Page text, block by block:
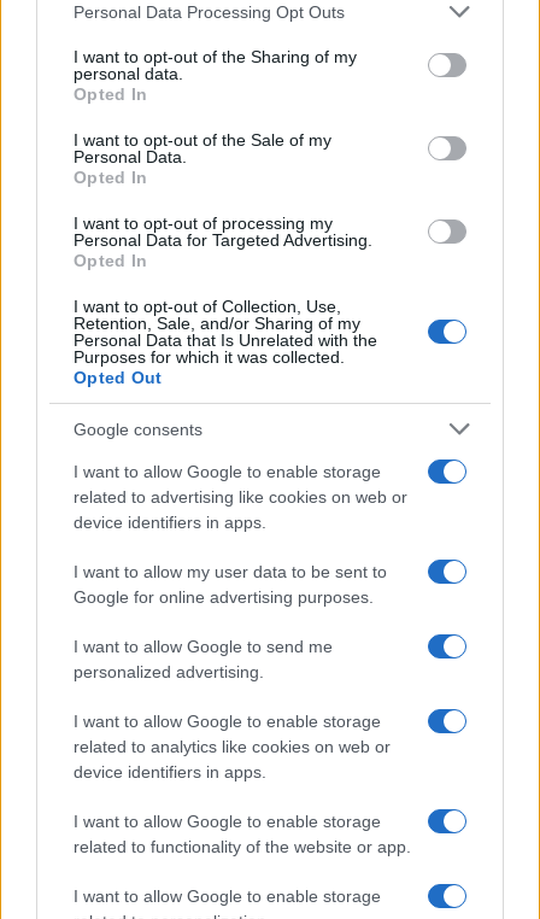
This information may also be disclosed by us to third parties
disclose it to other third parties.
Please note that this website/app uses one or more Google
services and may gather and store information including but
not limited to your visit or usage behaviour. You may click to
grant or deny consent to Google and its third-party tags to
consent section.
Personal Data Processing Opt Outs
I want to opt-out of the Sharing of my
personal data.
Opted In
I want to opt-out of the Sale of my
Personal Data.
Opted In
I want to opt-out of processing my
Personal Data for Targeted Advertising.
Opted In
I want to opt-out of Collection, Use,
Retention, Sale, and/or Sharing of my
Personal Data that Is Unrelated with the
Purposes for which it was collected.
Opted Out
Google consents
I want to allow Google to enable storage
related to advertising like cookies on web or
device identifiers in apps.
I want to allow my user data to be sent to
Google for online advertising purposes.
I want to allow Google to send me
personalized advertising.
I want to allow Google to enable storage
related to analytics like cookies on web or
device identifiers in apps.
I want to allow Google to enable storage
related to functionality of the website or app.
I want to allow Google to enable storage
Beautiful, anticipazioni 8 agosto 2026:
la passione tra Hope e Carter, l’ira di
Steffy e Ridge
Lindsay Lohan, icona anni Duemila,
che fine ha fatto
Kimi Antonelli avvistato con una nuova
ragazza, cosa sappiamo